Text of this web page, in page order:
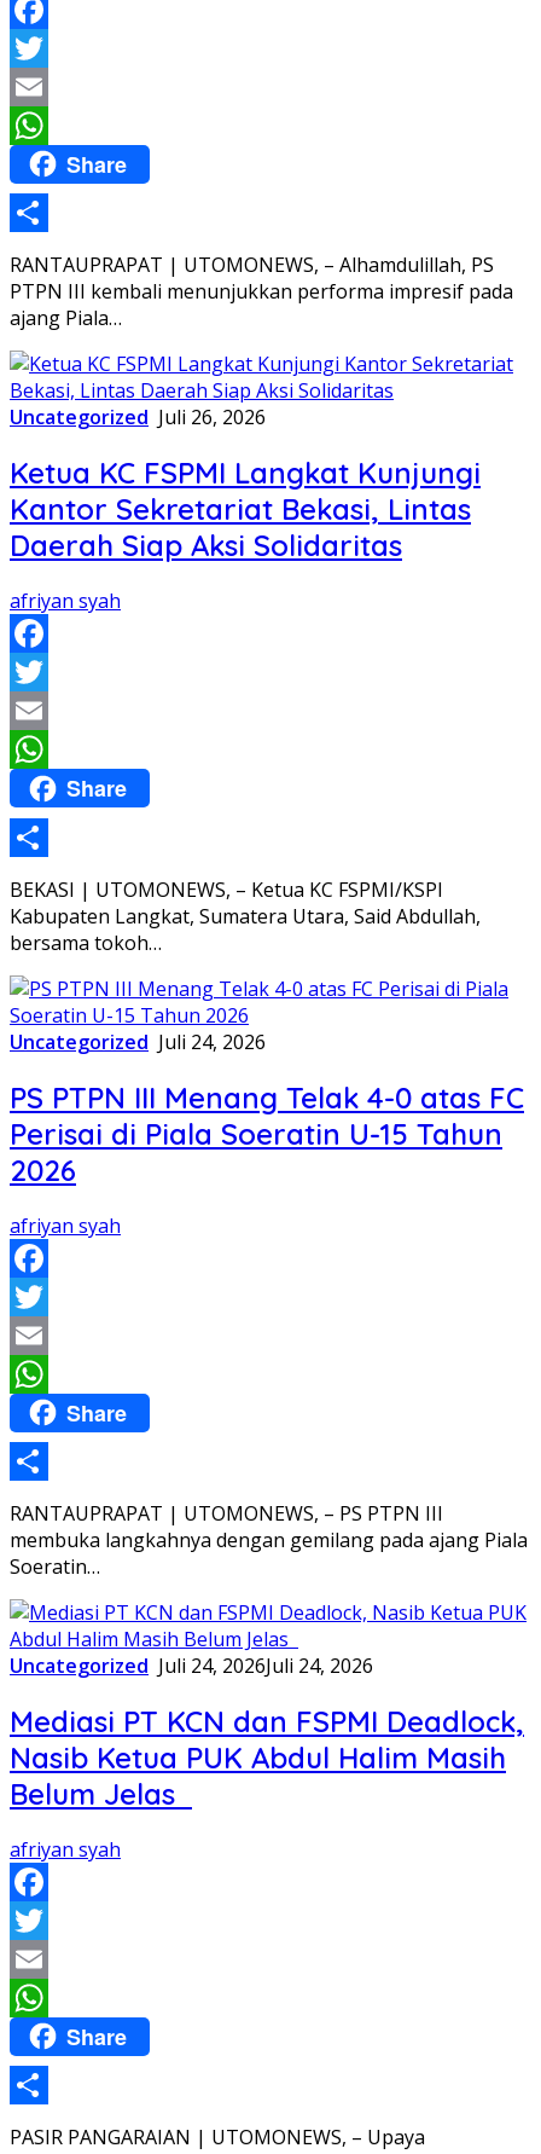
Facebook
Twitter
Email
WhatsApp
Share
Share
RANTAUPRAPAT | UTOMONEWS, – Alhamdulillah, PS
PTPN III kembali menunjukkan performa impresif pada
ajang Piala…
Uncategorized Juli 26, 2026
Ketua KC FSPMI Langkat Kunjungi
Kantor Sekretariat Bekasi, Lintas
Daerah Siap Aksi Solidaritas
afriyan syah
Facebook
Twitter
Email
WhatsApp
Share
Share
BEKASI | UTOMONEWS, – Ketua KC FSPMI/KSPI
Kabupaten Langkat, Sumatera Utara, Said Abdullah,
bersama tokoh…
Uncategorized Juli 24, 2026
PS PTPN III Menang Telak 4-0 atas FC
Perisai di Piala Soeratin U-15 Tahun
2026
afriyan syah
Facebook
Twitter
Email
WhatsApp
Share
Share
RANTAUPRAPAT | UTOMONEWS, – PS PTPN III
membuka langkahnya dengan gemilang pada ajang Piala
Soeratin…
Uncategorized Juli 24, 2026Juli 24, 2026
Mediasi PT KCN dan FSPMI Deadlock,
Nasib Ketua PUK Abdul Halim Masih
Belum Jelas
afriyan syah
Facebook
Twitter
Email
WhatsApp
Share
Share
PASIR PANGARAIAN | UTOMONEWS, – Upaya